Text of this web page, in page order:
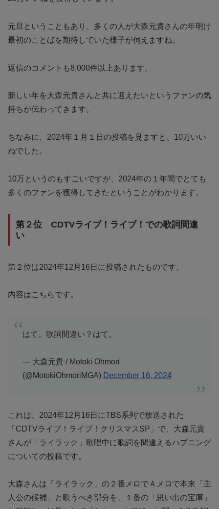
元旦ということもあり、多くの人が大森元貴さんの年明け
最初のことばを期待していた様子が伺えますね。
返信のコメントも8,000件以上あります。
新しい年を大森元貴さんと共に迎えたいというファンの気
持ちが伝わってきます。
ちなみに、2024年１月１日の投稿を見ますと、10万いい
ねでした。
10万というのもすごいですが、2024年の１年間でとても
多くのファンを獲得してきたということがわかります。
第２位 CDTVライブ！ライブ！での歌詞間違
い
第２位は2024年12月16日に投稿されたものです。
内容はこちらです。
はて。歌詞間違い？はて。
— 大森元貴 / Motoki Ohmori
(@MotokiOhmoriMGA) December 16, 2024
これは、2024年12月16日にTBS系列で放送された
「CDTVライブ！ライブ！クリスマスSP」で、大森元貴
さんが「ライラック」歌唱中に歌詞を間違えるハプニング
についての投稿です。
大森さんは「ライラック」の２番メロでＡメロで本来「主
人公の候補」と歌うべき部分を、１番の「思い出の宝庫」